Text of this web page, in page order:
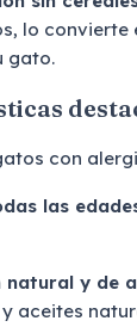
lo
gato.
con
las
natural y de
aceites